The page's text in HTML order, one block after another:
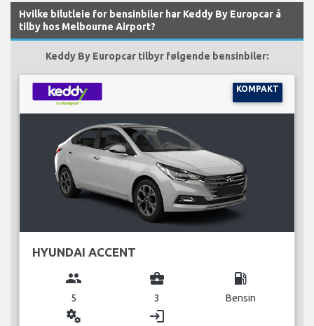
Hvilke bilutleie for bensinbiler har Keddy By Europcar å
tilby hos Melbourne Airport?
Keddy By Europcar tilbyr følgende bensinbiler:
KOMPAKT
HYUNDAI ACCENT
group
5
business_center
3
local_gas_station
Bensin
miscellaneous_services login